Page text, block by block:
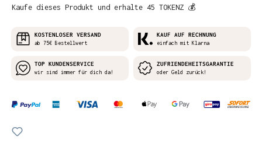
Kaufe dieses Produkt und erhalte 45 TOKENZ 💰
KOSTENLOSER VERSAND
ab 75€ Bestellwert
KAUF AUF RECHNUNG
einfach mit Klarna
TOP KUNDENSERVICE
wir sind immer für dich da!
ZUFRIENDEHEITSGARANTIE
oder Geld zurück!